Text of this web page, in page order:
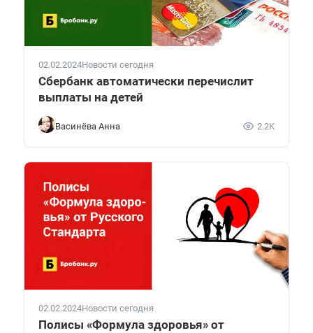
02.02.2024Новости сегодня
Сбербанк автоматически перечислит
выплаты на детей
Васинёва Анна 2.2K
02.02.2024Новости сегодня
Полисы «Формула здоровья» от